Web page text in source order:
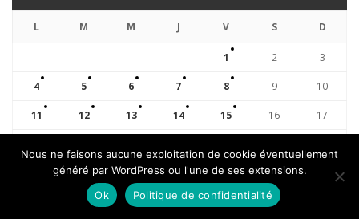
L M M J V S D
1 2 3
4 5 6 7 8 9 10
11 12 13 14 15 16 17
26 27 28
Nous ne faisons aucune exploitation de cookie éventuellement
généré par WordPress ou l'une de ses extensions.
Ok
Politique de confidentialité